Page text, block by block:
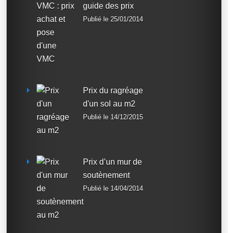
guide des prix
Publié le 25/01/2014
Prix du ragréage
d'un sol au m2
Publié le 14/12/2015
Prix d’un mur de
soutènement
Publié le 14/04/2014